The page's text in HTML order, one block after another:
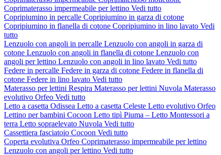
Coprimaterasso impermeabile per lettino Vedi tutto
Copripiumino in percalle Copripiumino in garza di cotone
Copripiumino in flanella di cotone Copripiumino in lino lavato Vedi
tutto
Lenzuolo con angoli in percalle Lenzuolo con angoli in garza di
cotone Lenzuolo con angoli in flanella di cotone Lenzuolo con
angoli per lettino Lenzuolo con angoli in lino lavato Vedi tutto
Federe in percalle Federe in garza di cotone Federe in flanella di
cotone Federe in lino lavato Vedi tutto
Materasso per lettini Respira Materasso per lettini Nuvola Materasso
evolutivo Orfeo Vedi tutto
Letto a casetta Odissea Letto a casetta Celeste Letto evolutivo Orfeo
Lettino per bambini Cocoon Letto tipì Piuma – Letto Montessori a
terra Letto sopraelevato Nuvola Vedi tutto
Cassettiera fasciatoio Cocoon Vedi tutto
Coperta evolutiva Orfeo Coprimaterasso impermeabile per lettino
Lenzuolo con angoli per lettino Vedi tutto